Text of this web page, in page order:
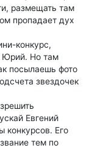
размещать там
пропадает дух
конкурс,
Юрий. Но там
посылаешь фото
звездочек
Евгений
конкурсов. Его
тем по